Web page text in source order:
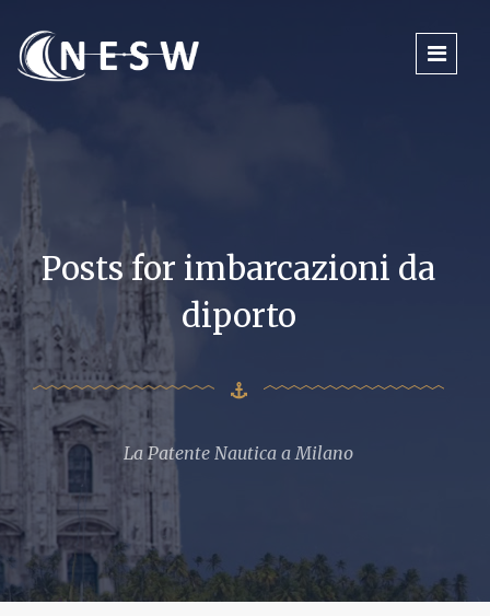
Posts for imbarcazioni da
diporto
La Patente Nautica a Milano